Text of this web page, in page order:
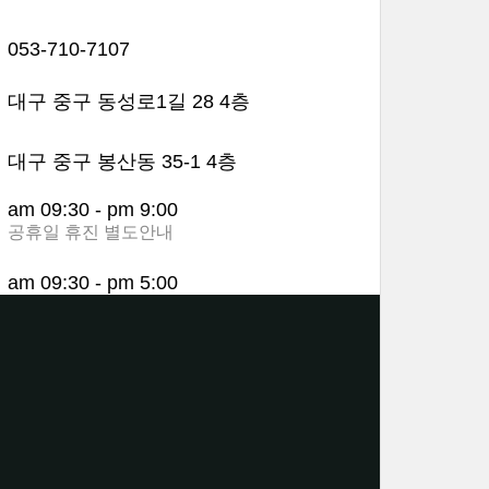
053-710-7107
대구 중구 동성로1길 28 4층
대구 중구 봉산동 35-1 4층
am 09:30 - pm 9:00
공휴일 휴진 별도안내
am 09:30 - pm 5:00